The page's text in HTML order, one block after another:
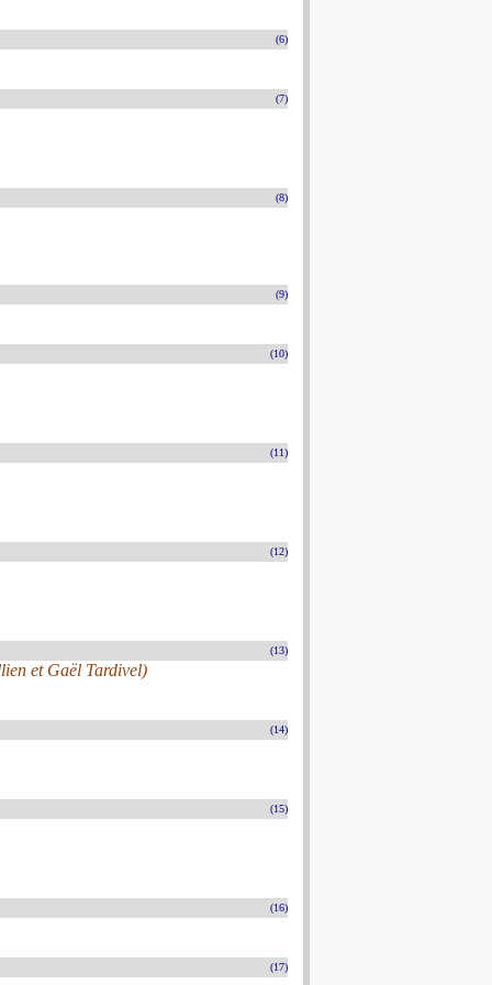
(6)
(7)
(8)
(9)
(10)
(11)
(12)
(13)
et Gaël Tardivel)
(14)
(15)
(16)
(17)